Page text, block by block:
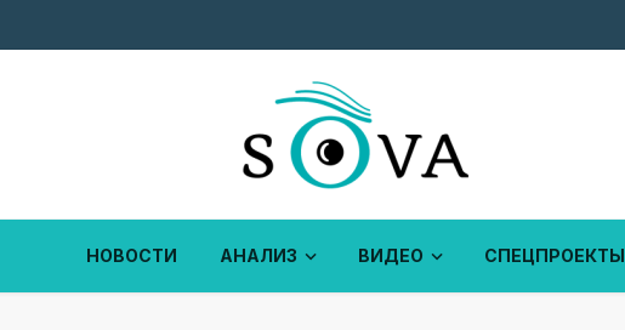
НОВОСТИ АНАЛИЗ ВИДЕО СПЕЦПРОЕКТЫ